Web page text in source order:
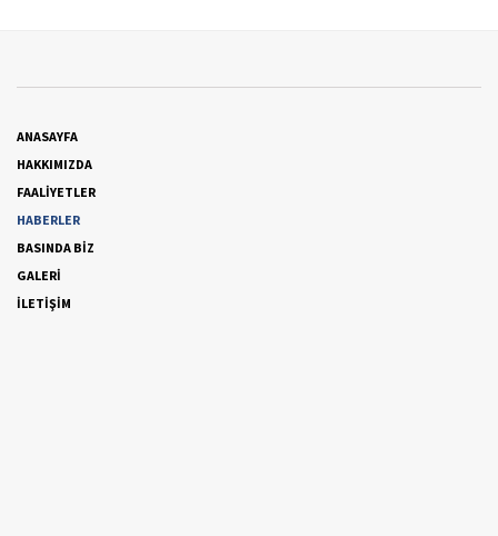
ANASAYFA
HAKKIMIZDA
FAALİYETLER
HABERLER
BASINDA BİZ
GALERİ
İLETİŞİM